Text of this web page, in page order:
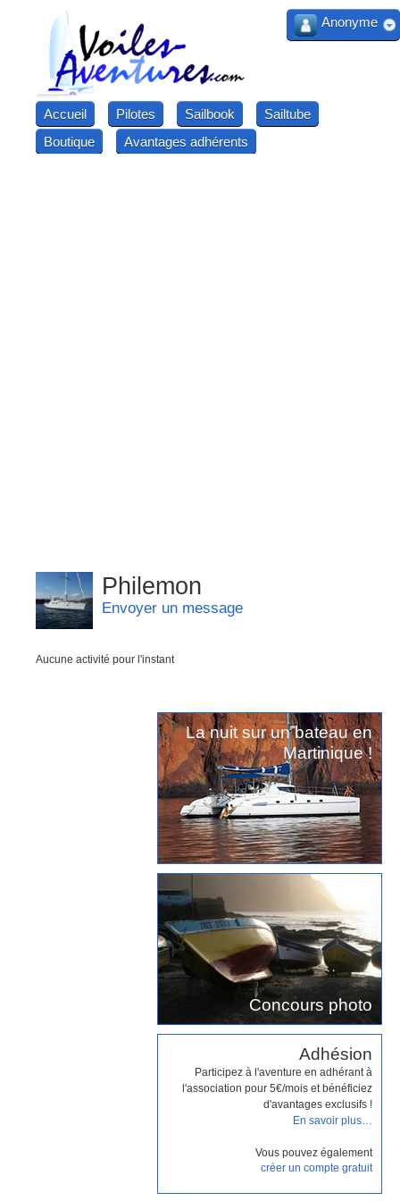
Accueil Pilotes Sailbook
Sailtube
Boutique
Avantages adhérents
Philemon
Envoyer un message
Aucune activité pour l'instant
La nuit sur un bateau en
Martinique !
Concours photo
Adhésion
Participez à l'aventure en adhérant à
l'association pour 5€/mois et bénéficiez
d'avantages exclusifs !
En savoir plus…
Vous pouvez également
créer un compte gratuit
Anonyme